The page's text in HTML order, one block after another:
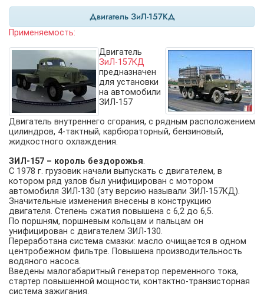
Двигатель ЗиЛ-157КД
Применяемость:
Двигатель
ЗиЛ-157КД
предназначен
для установки
на автомобили
ЗИЛ-157
Двигатель внутреннего сгорания, с рядным расположением
цилиндров, 4-тактный, карбюраторный, бензиновый,
жидкостного охлаждения.
ЗИЛ-157 – король бездорожья.
С 1978 г. грузовик начали выпускать с двигателем, в
котором ряд узлов был унифицирован с мотором
автомобиля ЗИЛ-130 (эту версию называли ЗИЛ-157КД).
Значительные изменения внесены в конструкцию
двигателя. Степень сжатия повышена с 6,2 до 6,5.
По поршням, поршневым кольцам и пальцам он
унифицирован с двигателем ЗИЛ-130.
Переработана система смазки: масло очищается в одном
центробежном фильтре. Повышена производительность
водяного насоса.
Введены малогабаритный генератор переменного тока,
стартер повышенной мощности, контактно-транзисторная
система зажигания.